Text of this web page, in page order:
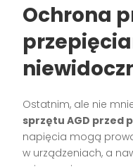
Ochrona
Ostatnim, ale nie
sprzętu AGD przed
napięcia mogą
w urządzeniach, a